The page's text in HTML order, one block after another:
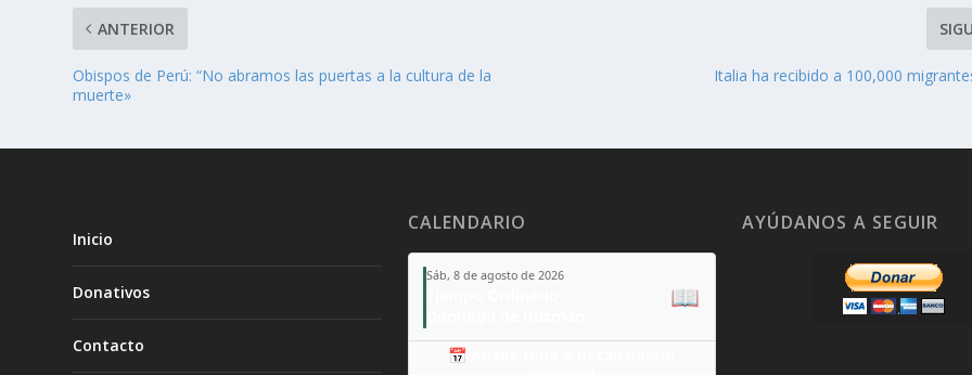
ANTERIOR
Obispos de Perú: “No abramos las puertas a la cultura de la
muerte»
Italia ha recibido a 100,000
Inicio
Donativos
Contacto
CALENDARIO
Sáb, 8 de agosto de 2026
📖
📅 Añade todo a tu calendario
AYÚDANOS A SEGUIR